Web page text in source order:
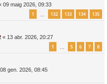
09 maig 2026, 09:33
1 132 133 134 135
« 13 abr. 2026, 20:27
1 5 6 7 8
08 gen. 2026, 08:45